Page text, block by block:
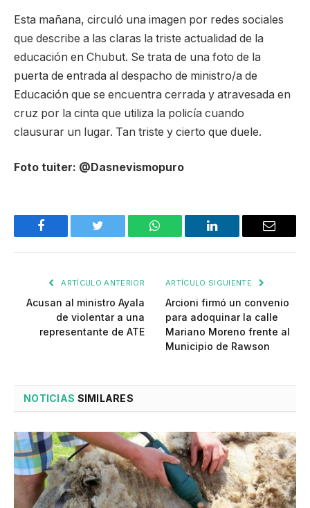
Esta mañana, circuló una imagen por redes sociales
que describe a las claras la triste actualidad de la
educación en Chubut. Se trata de una foto de la
puerta de entrada al despacho de ministro/a de
Educación que se encuentra cerrada y atravesada en
cruz por la cinta que utiliza la policía cuando
clausurar un lugar. Tan triste y cierto que duele.
Foto tuiter: @Dasnevismopuro
Facebook Twitter WhatsApp LinkedIn Email
ARTÍCULO ANTERIOR
Acusan al ministro Ayala
de violentar a una
representante de ATE
ARTÍCULO SIGUIENTE
Arcioni firmó un convenio
para adoquinar la calle
Mariano Moreno frente al
Municipio de Rawson
NOTICIAS SIMILARES